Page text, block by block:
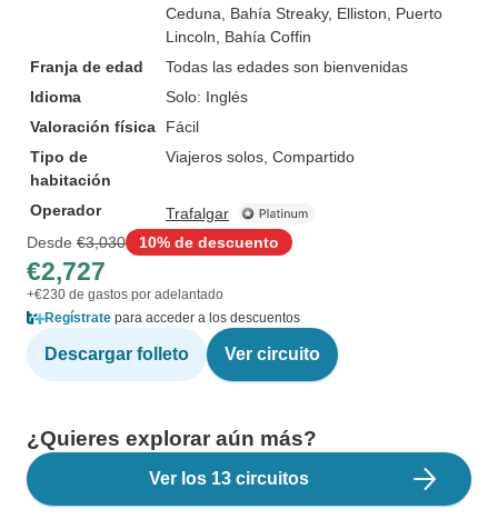
Ceduna , Bahía Streaky, Elliston , Puerto
Lincoln , Bahía Coffin
Franja de edad
Todas las edades son bienvenidas
Idioma
Solo: Inglés
Valoración física
Fácil
Tipo de
habitación
Viajeros solos, Compartido
Operador
Trafalgar
Desde €3,030 10% de descuento
€2,727
+€230 de gastos por adelantado
Regístrate para acceder a los descuentos
Descargar folleto Ver circuito
¿Quieres explorar aún más?
Ver los 13 circuitos